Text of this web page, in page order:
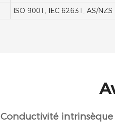
ISO 9001, IEC 62631, AS/
Conductivité